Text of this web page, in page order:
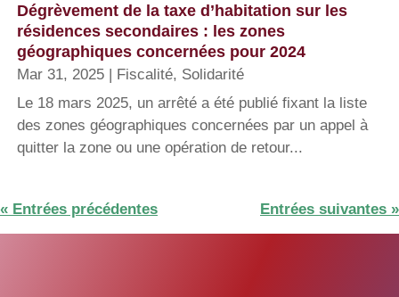
Dégrèvement de la taxe d’habitation sur les
résidences secondaires : les zones
géographiques concernées pour 2024
Mar 31, 2025 Fiscalité, Solidarité
Le 18 mars 2025, un arrêté a été publié fixant la liste
des zones géographiques concernées par un appel à
quitter la zone ou une opération de retour...
« Entrées précédentes Entrées suivantes »